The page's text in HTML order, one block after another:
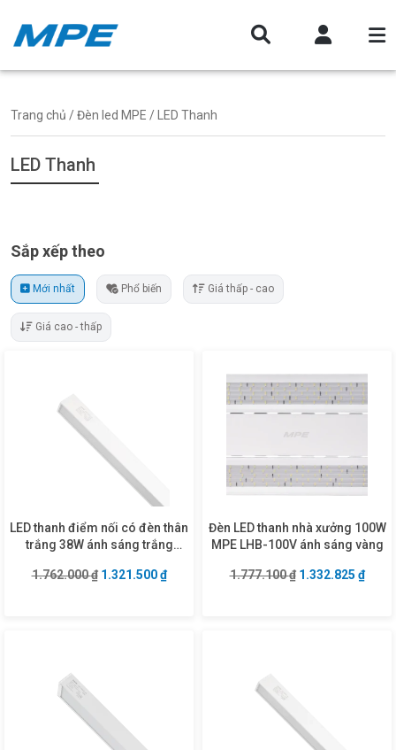
Trang chủ /Đèn led MPE / LED Thanh
LED Thanh
Sắp xếp theo
Mới nhất Phổ biến Giá thấp - cao
Giá cao - thấp
LED thanh điểm nối có đèn thân
trắng 38W ánh sáng trắng
1.762.000₫ Giá gốc là: 1.762.000 ₫.
1.321.500₫Giá hiện tại là: 1.321.500 ₫.
Đèn LED thanh nhà xưởng 100W
MPE LHB-100V ánh sáng vàng
1.777.100₫ Giá gốc là:
1.332.825 ₫Giá